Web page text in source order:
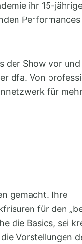
ihr 15-
Performances
der Show vor und
dfa. Von
für
gemacht. Ihre
für den
die Basics, sei
Vorstellungen